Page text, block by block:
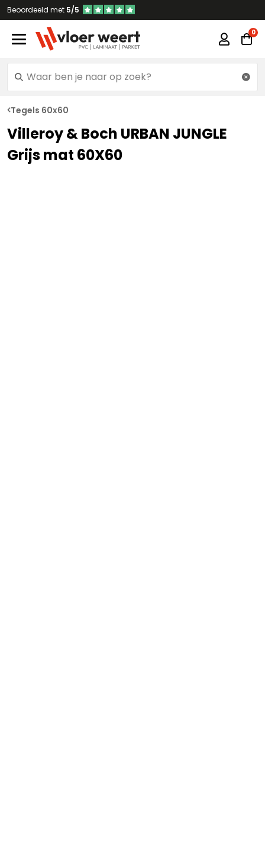
Beoordeeld met 5/5
Tegels 60x60
Villeroy & Boch URBAN JUNGLE
Grijs mat 60X60